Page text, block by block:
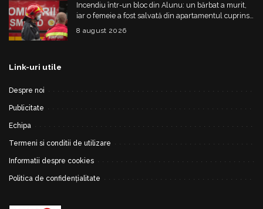
Incendiu într-un bloc din Alunu: un bărbat a murit,
iar o femeie a fost salvată din apartamentul cuprins
de flăcări
8 august 2026
Link-uri utile
Despre noi
Publicitate
Echipa
Termeni si conditii de utilizare
Informatii despre cookies
Politica de confidențialitate